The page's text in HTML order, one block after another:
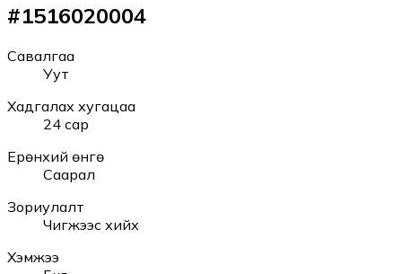
#1516020004
Савалгаа
Уут
Хадгалах хугацаа
24 сар
Ерөнхий өнгө
Саарал
Зориулалт
Чигжээс хийх
Хэмжээ